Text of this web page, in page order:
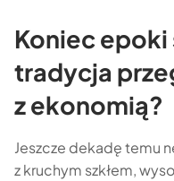
Koniec epoki
tradycja
z ekonomią?
Jeszcze dekadę temu
z kruchym szkłem,